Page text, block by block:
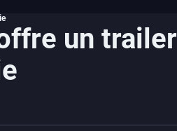
un trailer